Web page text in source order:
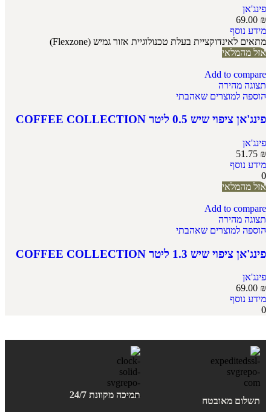
פינג'אן
69.00 ₪
מידע נוסף
מתאים לאינדוקציית בעלת טכנולוגיית אזור גמיש (Flexzone)
אזל מהמלאי
Add to compare
תצוגה מהירה
הוספה למוצרים שאהבתי
פינג'אן ציפוי שיש 0.5 ליטר COFFEE COLLECTION
פינג'אן
51.75 ₪
מידע נוסף
0
אזל מהמלאי
Add to compare
תצוגה מהירה
הוספה למוצרים שאהבתי
פינג'אן ציפוי שיש 1.3 ליטר COFFEE COLLECTION
פינג'אן
69.00 ₪
מידע נוסף
0
תשלום מאובטח
תמיכה מקוונת 24/7